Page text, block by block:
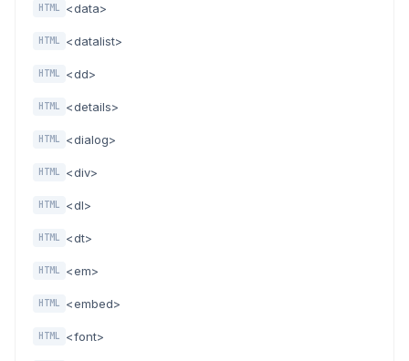
HTML <data>
HTML <datalist>
HTML <dd>
HTML <details>
HTML <dialog>
HTML <div>
HTML <dl>
HTML <dt>
HTML <em>
HTML <embed>
HTML <font>